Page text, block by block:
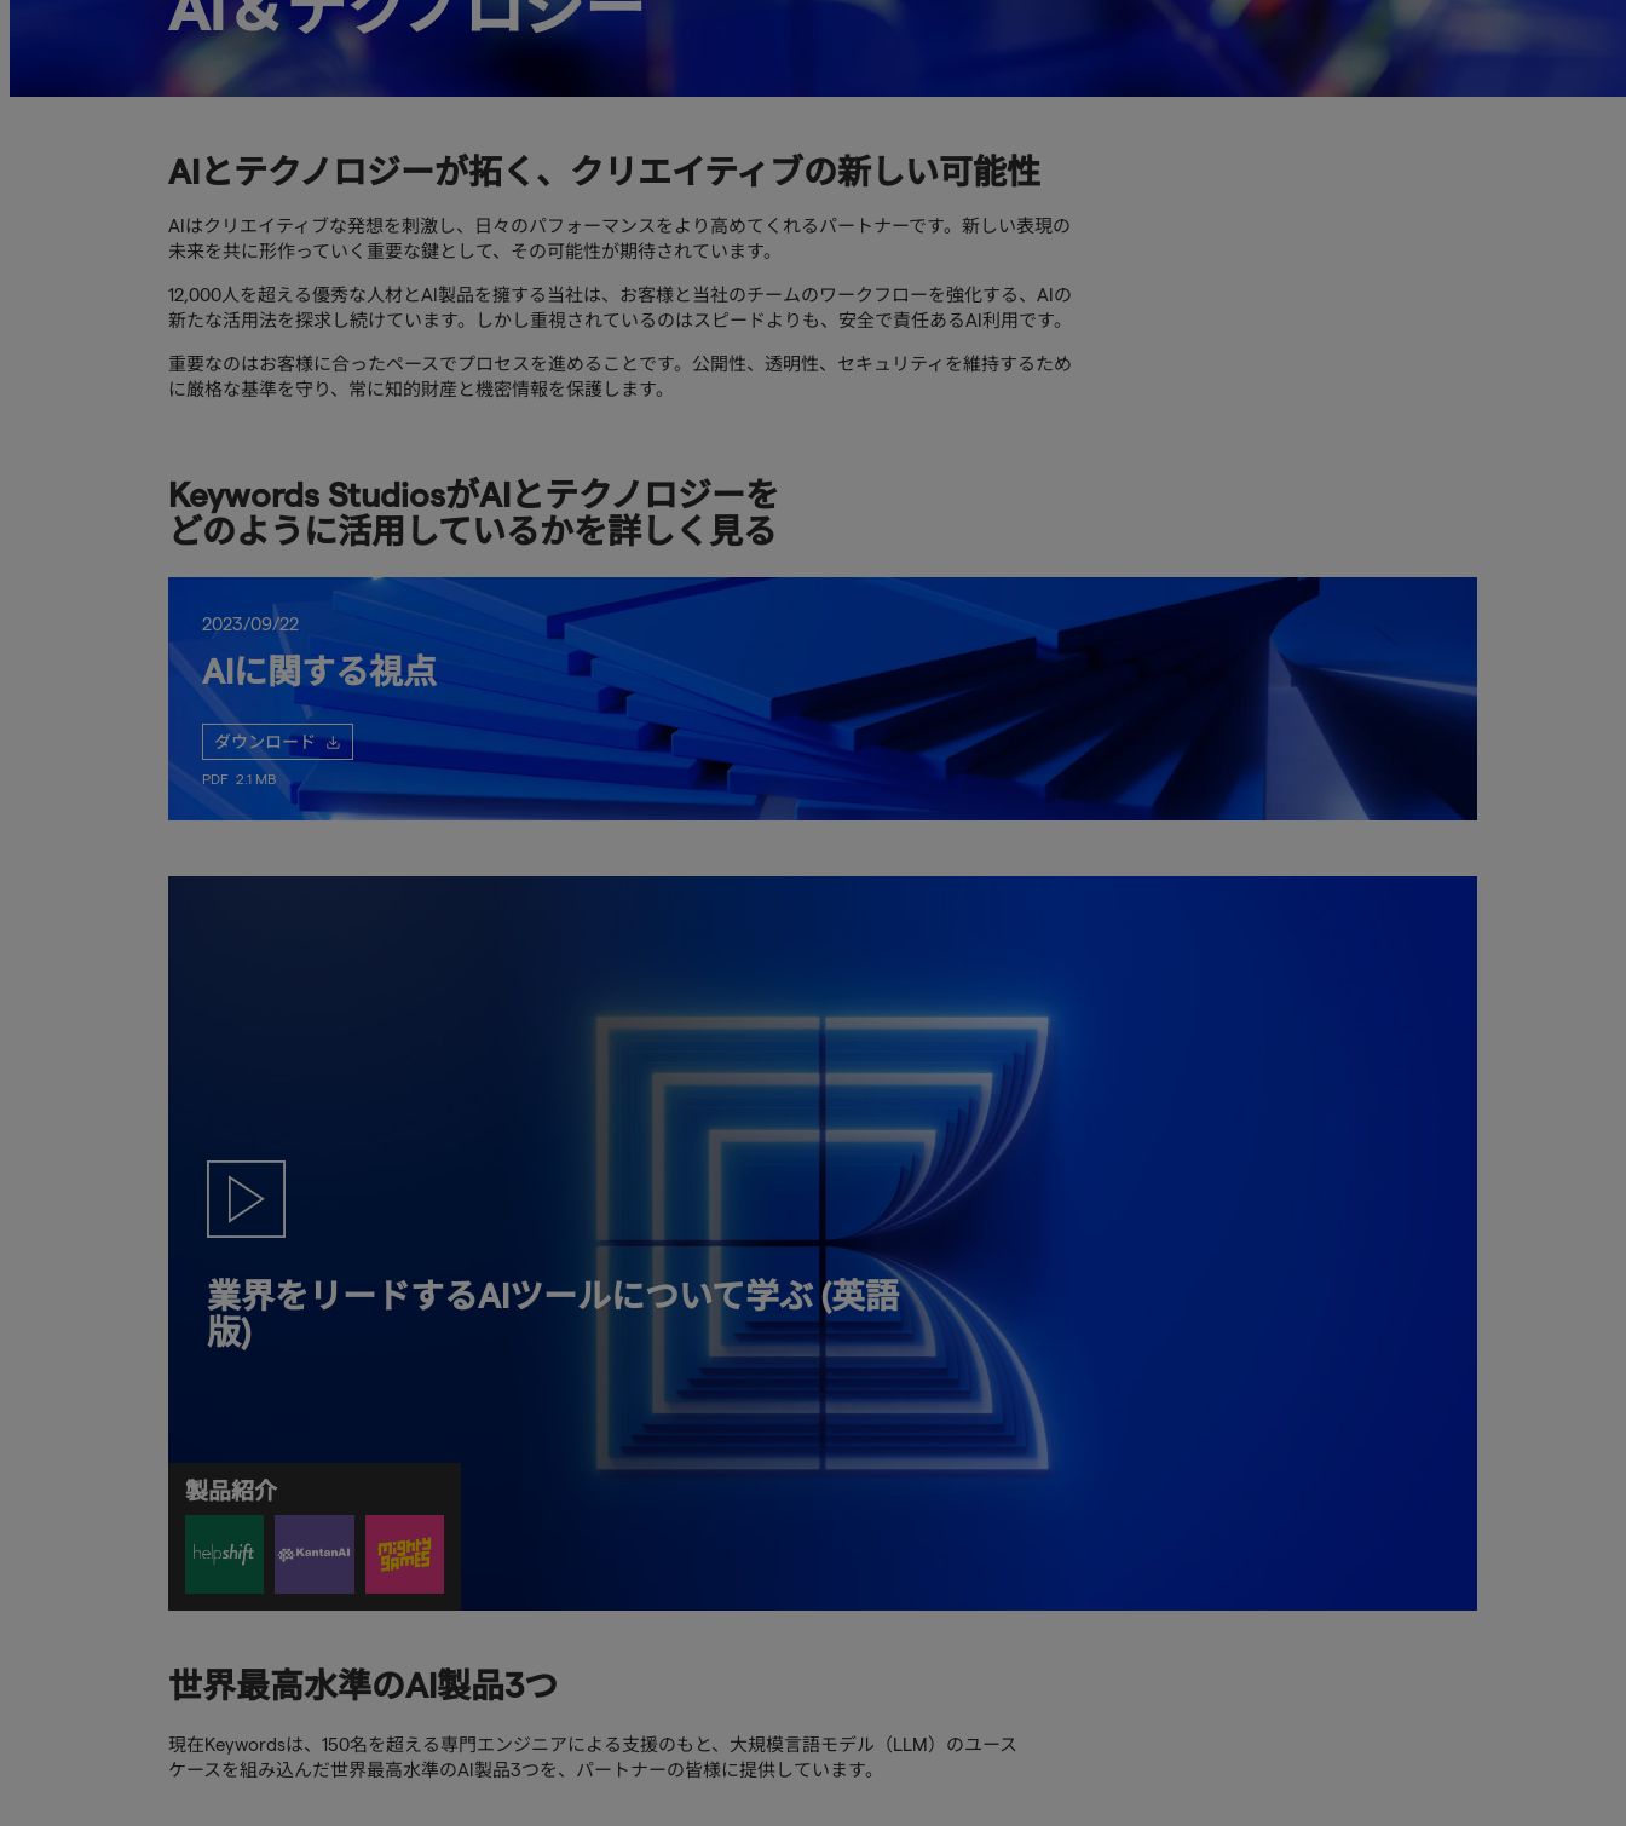
AIとテクノロジーが拓く、クリエイティブの新しい可能性
AIはクリエイティブな発想を刺激し、日々のパフォーマンスをより高めてくれるパートナーです。新しい表現の
未来を共に形作っていく重要な鍵として、その可能性が期待されています。
12,000人を超える優秀な人材とAI製品を擁する当社は、お客様と当社のチームのワークフローを強化する、AIの
新たな活用法を探求し続けています。しかし重視されているのはスピードよりも、安全で責任あるAI利用です。
重要なのはお客様に合ったペースでプロセスを進めることです。公開性、透明性、セキュリティを維持するため
に厳格な基準を守り、常に知的財産と機密情報を保護します。​
Keywords StudiosがAIとテクノロジーを
どのように活用しているかを詳しく見る
2023/09/22
AIに関する視点
ダウンロード
PDF 2.1 MB
業界をリードするAIツールについて学ぶ (英語
版)
製品紹介
世界最高水準のAI製品3つ
現在Keywordsは、150名を超える専門エンジニアによる支援のもと、大規模言語モデル（LLM）のユース
ケースを組み込んだ世界最高水準のAI製品3つを、パートナーの皆様に提供しています。